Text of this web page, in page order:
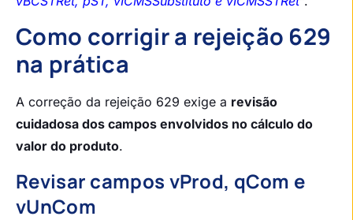
Como corrigir a rejeição 629
na prática
A correção da rejeição 629 exige a revisão
cuidadosa dos campos envolvidos no cálculo do
valor do produto.
Revisar campos vProd, qCom e
vUnCom